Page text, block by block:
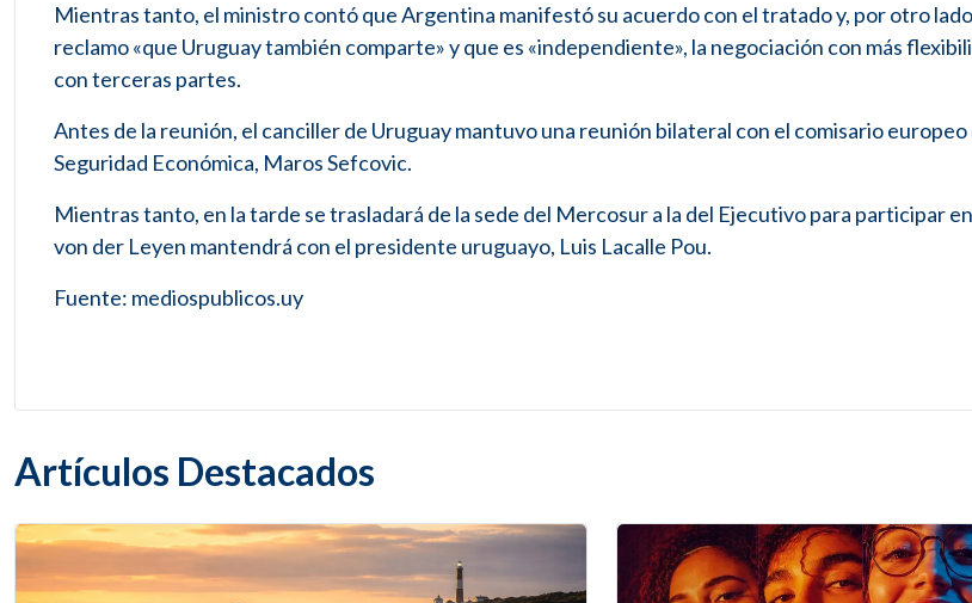
Mientras tanto, el ministro contó que Argentina manifestó su acuerdo con el tratado y, por otro
reclamo «que Uruguay también comparte» y que es «independiente», la negociación con más
con terceras partes.
Antes de la reunión, el canciller de Uruguay mantuvo una reunión bilateral con el comisario
Seguridad Económica, Maros Sefcovic.
Mientras tanto, en la tarde se trasladará de la sede del Mercosur a la del Ejecutivo para participar
von der Leyen mantendrá con el presidente uruguayo, Luis Lacalle Pou.
Fuente: mediospublicos.uy
Artículos Destacados